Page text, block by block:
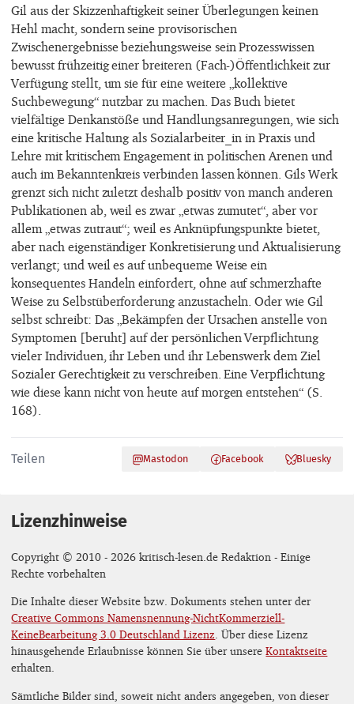
Gil aus der Skizzenhaftigkeit seiner Überlegungen keinen
Hehl macht, sondern seine provisorischen
Zwischenergebnisse beziehungsweise sein Prozesswissen
bewusst frühzeitig einer breiteren (Fach-)Öffentlichkeit zur
Verfügung stellt, um sie für eine weitere „kollektive
Suchbewegung“ nutzbar zu machen. Das Buch bietet
vielfältige Denkanstöße und Handlungsanregungen, wie sich
eine kritische Haltung als Sozialarbeiter_in in Praxis und
Lehre mit kritischem Engagement in politischen Arenen und
auch im Bekanntenkreis verbinden lassen können. Gils Werk
grenzt sich nicht zuletzt deshalb positiv von manch anderen
Publikationen ab, weil es zwar „etwas zumutet“, aber vor
allem „etwas zutraut“; weil es Anknüpfungspunkte bietet,
aber nach eigenständiger Konkretisierung und Aktualisierung
verlangt; und weil es auf unbequeme Weise ein
konsequentes Handeln einfordert, ohne auf schmerzhafte
Weise zu Selbstüberforderung anzustacheln. Oder wie Gil
selbst schreibt: Das „Bekämpfen der Ursachen anstelle von
Symptomen [beruht] auf der persönlichen Verpflichtung
vieler Individuen, ihr Leben und ihr Lebenswerk dem Ziel
Sozialer Gerechtigkeit zu verschreiben. Eine Verpflichtung
wie diese kann nicht von heute auf morgen entstehen“ (S.
168).
Teilen Mastodon Facebook Bluesky
Lizenzhinweise
Copyright © 2010 - 2026 kritisch-lesen.de Redaktion - Einige
Rechte vorbehalten
Die Inhalte dieser Website bzw. Dokuments stehen unter der
Creative Commons Namensnennung-NichtKommerziell-
KeineBearbeitung 3.0 Deutschland Lizenz . Über diese Lizenz
hinausgehende Erlaubnisse können Sie über unsereKontaktseite
erhalten.
Sämtliche Bilder sind, soweit nicht anders angegeben, von dieser